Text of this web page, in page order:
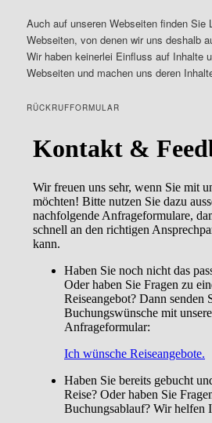
Auch auf unseren Webseiten finden Sie
Webseiten, von denen wir uns deshalb
Wir haben keinerlei Einfluss auf Inhalte
Webseiten und machen uns deren
RÜCKRUFFORMULAR